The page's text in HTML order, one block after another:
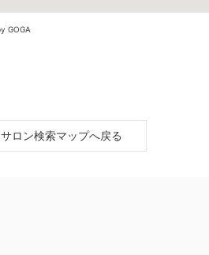
GOGA
サロン検索マップへ戻る